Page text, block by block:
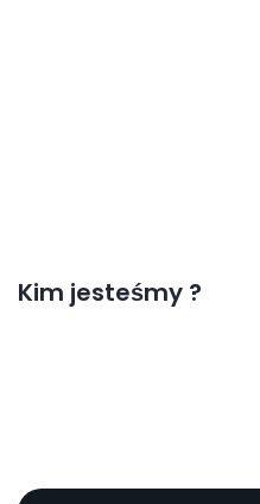
Kim jesteśmy ?